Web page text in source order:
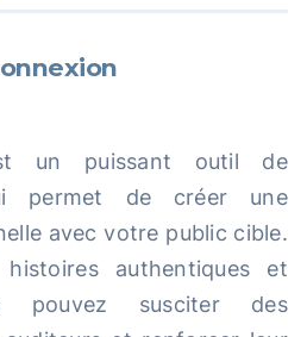
un puissant outil de
permet de créer une
avec votre public cible.
authentiques et
pouvez susciter des